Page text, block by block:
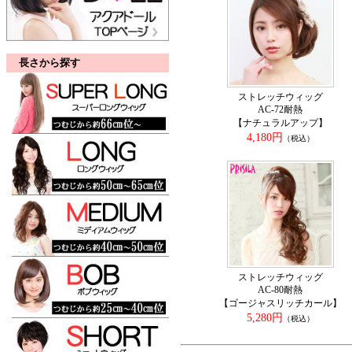
長さから探す
ストレッチウィッグ
AC-72耐熱
【ナチュラルアップ】
4,180円
（税込）
ストレッチウィッグ
AC-80耐熱
【ゴージャスリッチカール】
5,280円
（税込）